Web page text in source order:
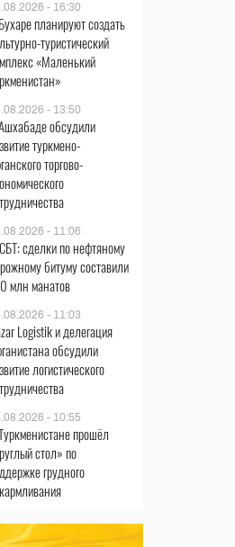
- 16:30
планируют создать
туристический
«Маленький
- 13:50
обсудили
туркмено-
торгово-
- 11:06
сделки по нефтяному
битуму составили
млн манатов
- 11:03
Logistik и делегация
обсудили
логистического
- 10:55
прошёл
стол» по
грудного